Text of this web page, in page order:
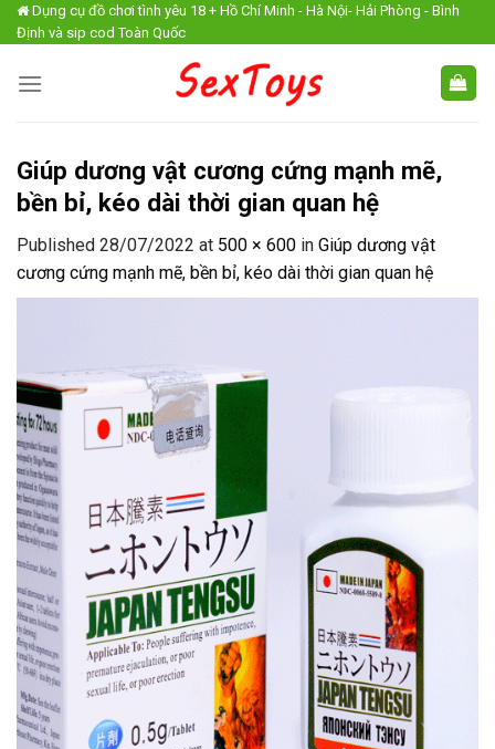
Skip
to
Dụng cụ đồ chơi tình yêu 18 + Hồ Chí Minh - Hà Nội- Hải Phòng - Bình
Định và sip cod Toàn Quốc
Giúp dương vật cương cứng mạnh mẽ,
bền bỉ, kéo dài thời gian quan hệ
Published 28/07/2022 at 500 × 600 in Giúp dương vật
cương cứng mạnh mẽ, bền bỉ, kéo dài thời gian quan hệ